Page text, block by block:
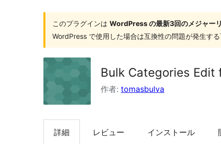
イ
検
このプラグインは WordPress の最新3回のメジャー
WordPress で使用した場合は互換性の問題が発生す
Bulk Categories Edit
作者: tomasbulva
詳細 レビュー インストール